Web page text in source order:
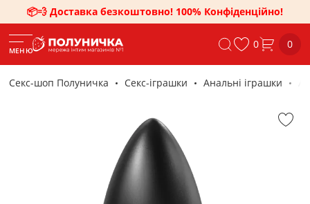
📦💨 Доставка безкоштовно! 100% Конфіденційно!
МЕНЮ 0 0
Секс-шоп Полуничка Секс-iграшки Анальні іграшки